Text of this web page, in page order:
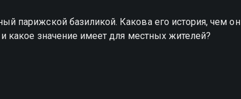
парижской базиликой. Какова его история, чем он
и какое значение имеет для местных жителей?